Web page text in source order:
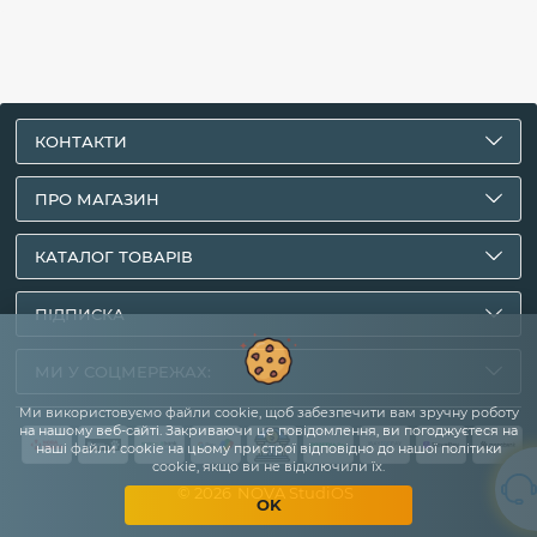
КОНТАКТИ
ПРО МАГАЗИН
КАТАЛОГ ТОВАРІВ
ПІДПИСКА
Ми використовуємо файли cookie, щоб забезпечити вам зручну роботу
на нашому веб-сайті. Закриваючи це повідомлення, ви погоджуєтеся на
наші файли cookie на цьому пристрої відповідно до нашої політики
cookie, якщо ви не відключили їх.
OK